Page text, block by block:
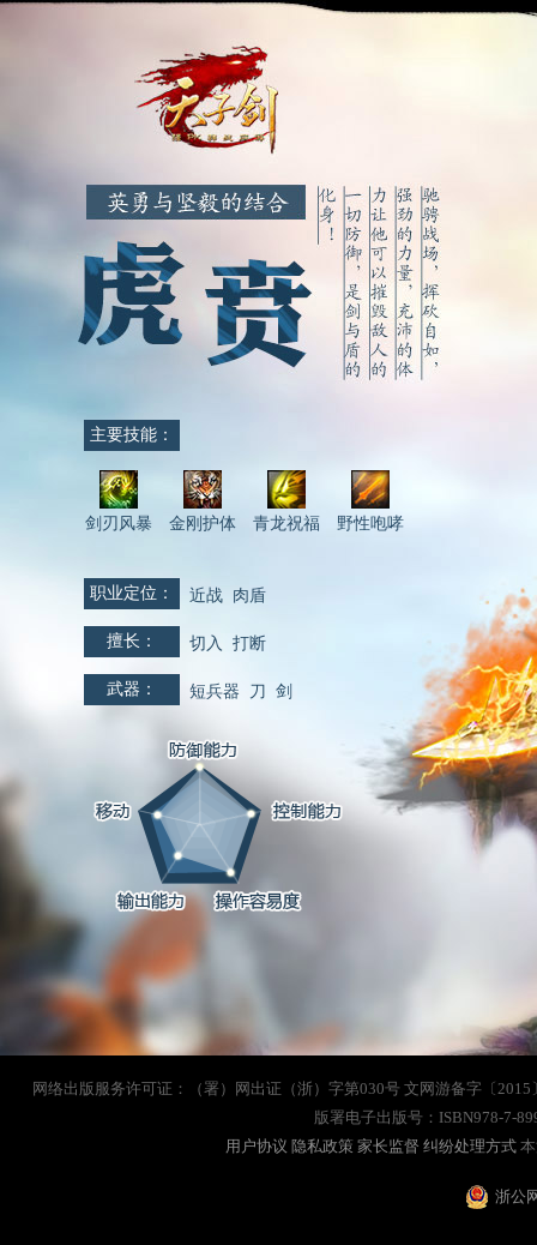
主要技能：
剑刃风暴 金刚护体 青龙祝福 野性咆哮
职业定位： 近战 肉盾
擅长： 切入 打断
武器： 短兵器 刀 剑
网络出版服务许可证：（署）网出证（浙）字第030号 文网游备字〔
版署电子出版号：ISBN978-7-
用户协议 隐私政策 家长监督 纠纷处理方式本
浙公